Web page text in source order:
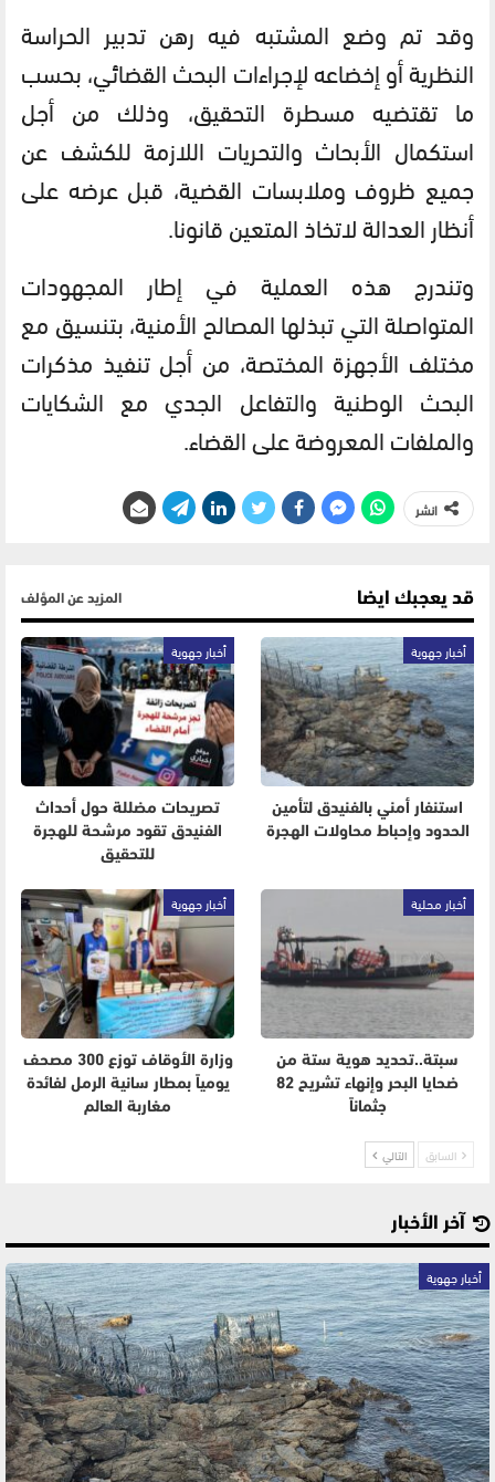
وقد تم وضع المشتبه فيه رهن تدبير الحراسة
النظرية أو إخضاعه لإجراءات البحث القضائي، بحسب
ما تقتضيه مسطرة التحقيق، وذلك من أجل
استكمال الأبحاث والتحريات اللازمة للكشف عن
جميع ظروف وملابسات القضية، قبل عرضه على
أنظار العدالة لاتخاذ المتعين قانونا.
وتندرج هذه العملية في إطار المجهودات
المتواصلة التي تبذلها المصالح الأمنية، بتنسيق مع
مختلف الأجهزة المختصة، من أجل تنفيذ مذكرات
البحث الوطنية والتفاعل الجدي مع الشكايات
والملفات المعروضة على القضاء.
انشر
قد يعجبك ايضا المزيد عن المؤلف
أخبار جهوية
استنفار أمني بالفنيدق لتأمين
الحدود وإحباط محاولات الهجرة
أخبار جهوية
تصريحات مضللة حول أحداث
الفنيدق تقود مرشحة للهجرة
للتحقيق
أخبار محلية
سبتة..تحديد هوية ستة من
ضحايا البحر وإنهاء تشريح 82
جثماناً
أخبار جهوية
وزارة الأوقاف توزع 300 مصحف
يومياً بمطار سانية الرمل لفائدة
مغاربة العالم
السابق التالي
آخر الأخبار
أخبار جهوية